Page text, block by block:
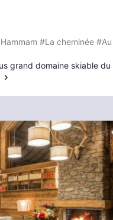
#La cheminée
grand domaine skiable